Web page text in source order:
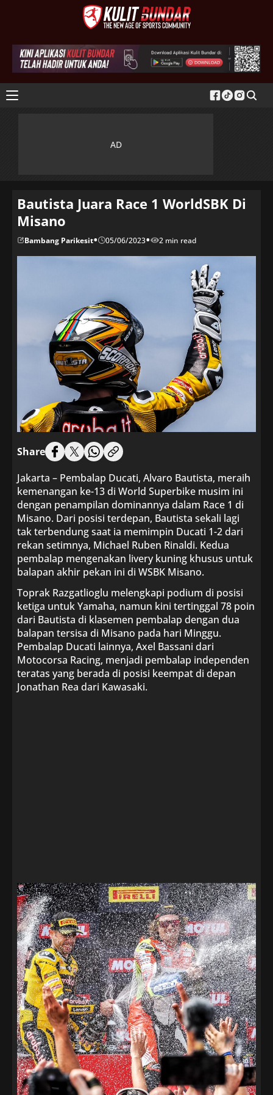
Bautista Juara Race 1 WorldSBK Di
Misano
Bambang Parikesit• 05/06/2023• 2 min read
Share
Jakarta – Pembalap Ducati, Alvaro Bautista, meraih
kemenangan ke-13 di World Superbike musim ini
dengan penampilan dominannya dalam Race 1 di
Misano. Dari posisi terdepan, Bautista sekali lagi
tak terbendung saat ia memimpin Ducati 1-2 dari
rekan setimnya, Michael Ruben Rinaldi. Kedua
pembalap mengenakan livery kuning khusus untuk
balapan akhir pekan ini di WSBK Misano.
Toprak Razgatlioglu melengkapi podium di posisi
ketiga untuk Yamaha, namun kini tertinggal 78 poin
dari Bautista di klasemen pembalap dengan dua
balapan tersisa di Misano pada hari Minggu.
Pembalap Ducati lainnya, Axel Bassani dari
Motocorsa Racing, menjadi pembalap independen
teratas yang berada di posisi keempat di depan
Jonathan Rea dari Kawasaki.